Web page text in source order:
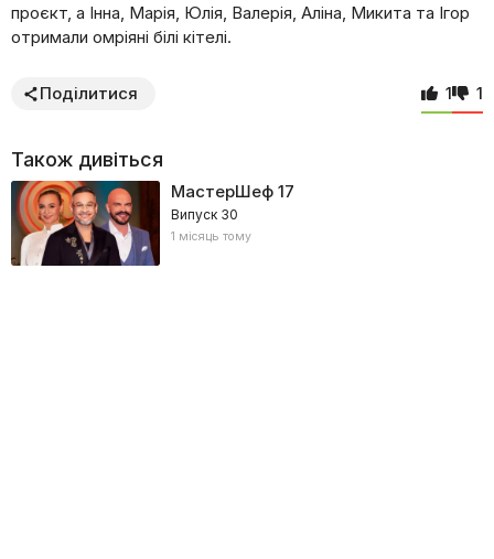
проєкт, а Інна, Марія, Юлія, Валерія, Аліна, Микита та Ігор
отримали омріяні білі кітелі.
Поділитися 1 1
Також дивіться
МастерШеф 17
Випуск 30
1 місяць тому